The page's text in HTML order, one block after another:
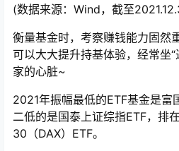
(数据来源：Wind，截至
衡量基金时，考察赚钱能力固然
可以大大提升持基体验，经常坐
家的心脏~
2021年振幅最低的ETF基金是富
二低的是国泰上证综指ETF，排
30（DAX）ETF。